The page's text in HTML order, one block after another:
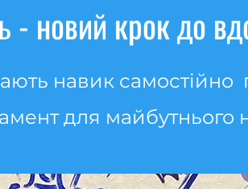
- новий крок до
навик самостійно
для майбутнього